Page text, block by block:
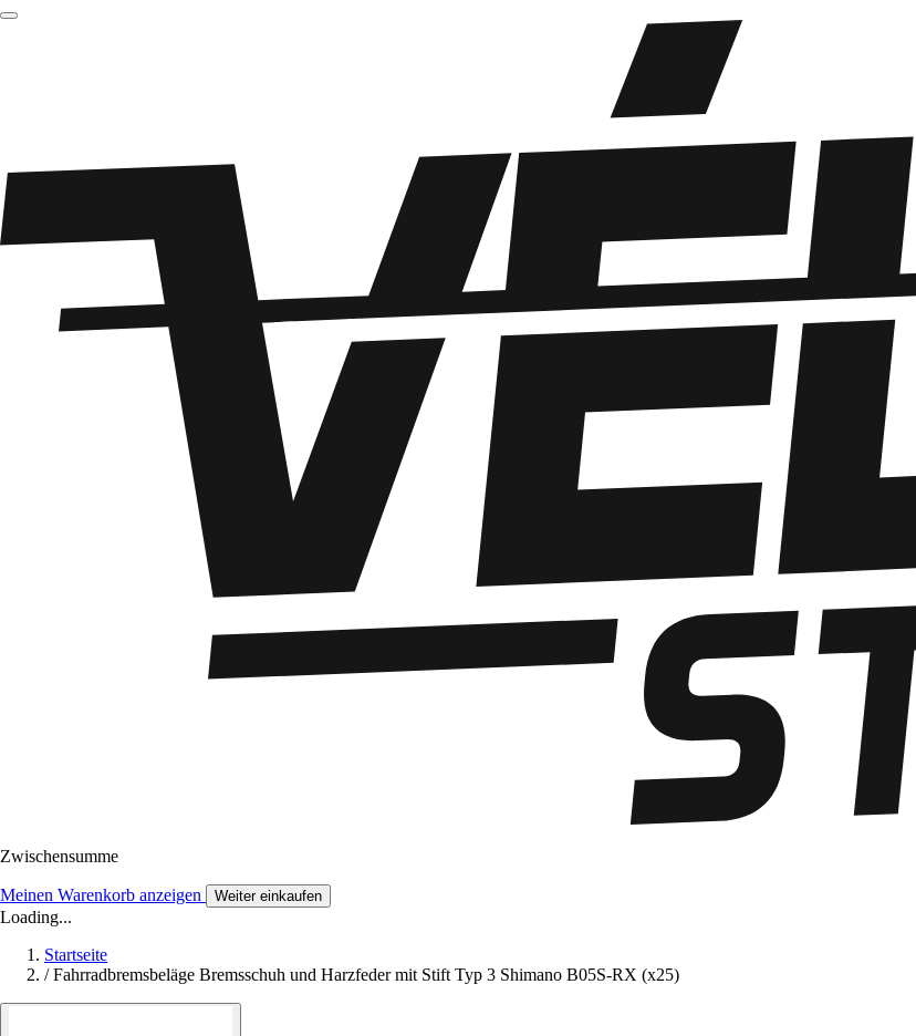
Zwischensumme
Meinen Warenkorb anzeigen Weiter einkaufen
Loading...
Startseite
/ Fahrradbremsbeläge Bremsschuh und Harzfeder mit Stift Typ 3 Shimano B05S-RX (x25)